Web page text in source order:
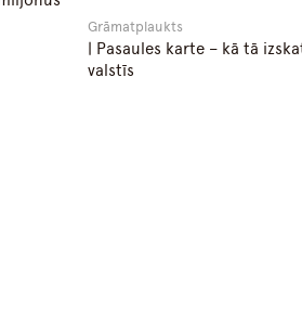
Grāmatplaukts
| Pasaules karte – kā tā
valstīs